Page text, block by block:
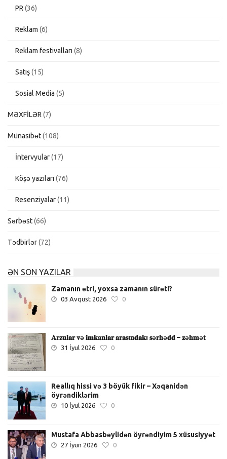
PR (36)
Reklam (6)
Reklam festivalları (8)
Satış(15)
Sosial Media (5)
MƏXFİLƏR (7)
Münasibət(108)
İntervyular(17)
Köşə yazıları (76)
Resenziyalar(11)
Sərbəst(66)
Tədbirlər(72)
ƏN SON YAZILAR
Zamanın ətri, yoxsa zamanın sürəti?
03 Avqust 2026 0
𝐀𝐫𝐳𝐮𝐥𝐚𝐫 𝐯ə 𝐢𝐦𝐤𝐚𝐧𝐥𝐚𝐫 𝐚𝐫𝐚𝐬ı𝐧𝐝𝐚𝐤ı 𝐬ə𝐫𝐡ə𝐝𝐝 – 𝐳ə𝐡𝐦ə𝐭
31 İyul 2026 0
Reallıq hissi və 3 böyük fikir – Xəqanidən
öyrəndiklərim
10 İyul 2026 0
Mustafa Abbasbəylidən öyrəndiyim 5 xüsusiyyət
27 İyun 2026 0